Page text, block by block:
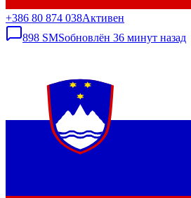
+386 80 874 038Активен
898 SMSобновлён 36 минут назад